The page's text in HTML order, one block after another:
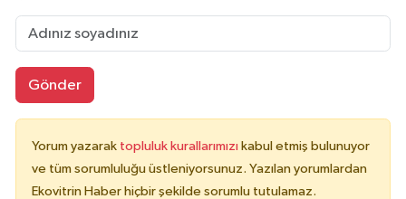
Gönder
Yorum yazarak topluluk kurallarımızı kabul etmiş bulunuyor
ve tüm sorumluluğu üstleniyorsunuz. Yazılan yorumlardan
Ekovitrin Haber hiçbir şekilde sorumlu tutulamaz.